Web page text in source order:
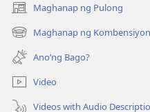
Maghanap ng Pulong
(may
bubukas
na
bagong
window)
Maghanap ng Kombensiyon
(may
bubukas
na
bagong
window)
Ano’ng Bago?
Video
Videos with Audio